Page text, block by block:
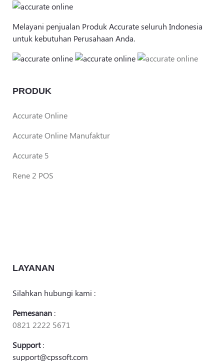
Melayani penjualan Produk Accurate seluruh Indonesia
untuk kebutuhan Perusahaan Anda.
PRODUK
Accurate Online
Accurate Online Manufaktur
Accurate 5
Rene 2 POS
LAYANAN
Silahkan hubungi kami :
Pemesanan:
0821 2222 5671
Support:
support@cpssoft.com